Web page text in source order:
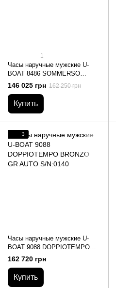
1
Часы наручные мужские U-
BOAT 8486 SOMMERSO
BRONZO S/N:0280 –
дайверские
146 025 грн 162 250 грн
Купить
3
Часы наручные мужские U-
BOAT 9088 DOPPIOTEMPO
BRONZO GR AUTO S/N:0140
162 720 грн
Купить